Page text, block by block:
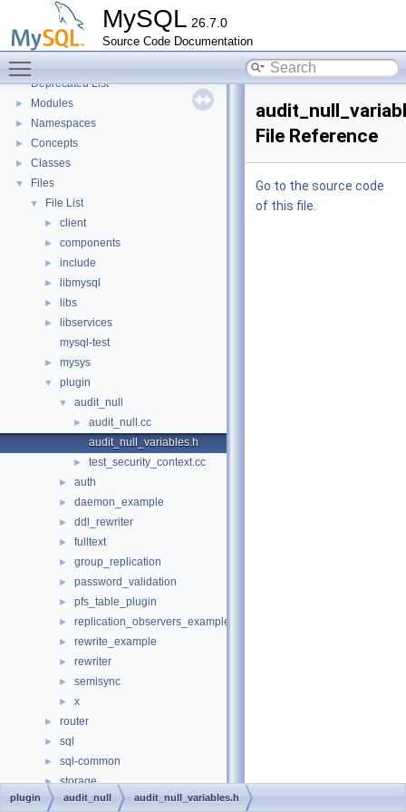
MySQL 26.7.0
Source Code Documentation
Testing Tools
Development Tools
► Code paths
►
Deprecated List
► Modules
► Namespaces
► Concepts
► Classes
▼ Files
▼ File List
► client
► components
► include
► libmysql
► libs
►
libservices
mysql-test
► mysys
▼ plugin
▼ audit_null
►
audit_null.cc
audit_null_variables.h
► test_security_context.cc
► auth
► daemon_example
► ddl_rewriter
► fulltext
► group_replication
► password_validation
► pfs_table_plugin
► replication_observers_example
► rewrite_example
► rewriter
► semisync
► x
► router
► sql
► sql-common
► storage
► strings
File Reference
Go to the source code
of this file.
plugin audit_null audit_null_variables.h